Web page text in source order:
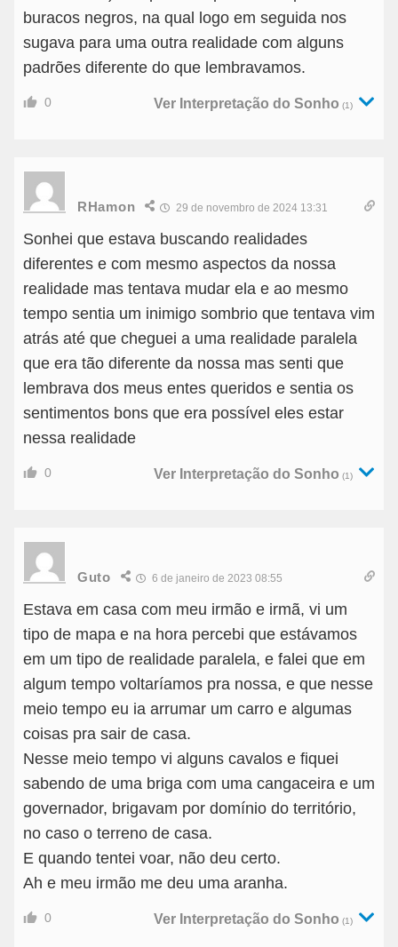
buracos negros, na qual logo em seguida nos
sugava para uma outra realidade com alguns
padrões diferente do que lembravamos.
0 Ver Interpretação do Sonho (1)
RHamon 29 de novembro de 2024 13:31
Sonhei que estava buscando realidades
diferentes e com mesmo aspectos da nossa
realidade mas tentava mudar ela e ao mesmo
tempo sentia um inimigo sombrio que tentava vim
atrás até que cheguei a uma realidade paralela
que era tão diferente da nossa mas senti que
lembrava dos meus entes queridos e sentia os
sentimentos bons que era possível eles estar
nessa realidade
0 Ver Interpretação do Sonho (1)
Guto 6 de janeiro de 2023 08:55
Estava em casa com meu irmão e irmã, vi um
tipo de mapa e na hora percebi que estávamos
em um tipo de realidade paralela, e falei que em
algum tempo voltaríamos pra nossa, e que nesse
meio tempo eu ia arrumar um carro e algumas
coisas pra sair de casa.
Nesse meio tempo vi alguns cavalos e fiquei
sabendo de uma briga com uma cangaceira e um
governador, brigavam por domínio do território,
no caso o terreno de casa.
E quando tentei voar, não deu certo.
Ah e meu irmão me deu uma aranha.
0 Ver Interpretação do Sonho (1)